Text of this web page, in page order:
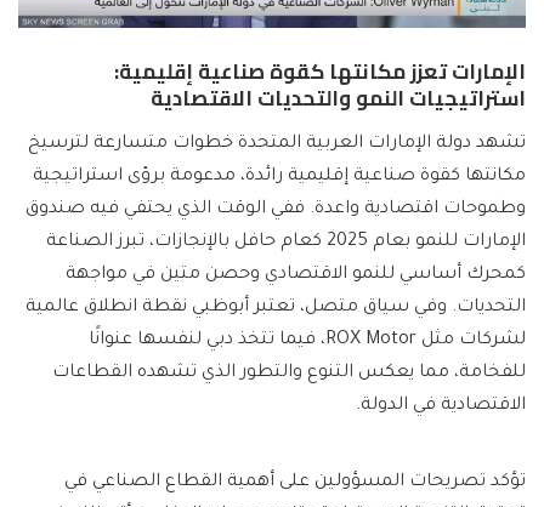
الإمارات تعزز مكانتها كقوة صناعية إقليمية:
استراتيجيات النمو والتحديات الاقتصادية
تشهد دولة الإمارات العربية المتحدة خطوات متسارعة لترسيخ
مكانتها كقوة صناعية إقليمية رائدة، مدعومة برؤى استراتيجية
وطموحات اقتصادية واعدة. ففي الوقت الذي يحتفي فيه صندوق
الإمارات للنمو بعام 2025 كعام حافل بالإنجازات، تبرز الصناعة
كمحرك أساسي للنمو الاقتصادي وحصن متين في مواجهة
التحديات. وفي سياق متصل، تعتبر أبوظبي نقطة انطلاق عالمية
لشركات مثل ROX Motor، فيما تتخذ دبي لنفسها عنوانًا
للفخامة، مما يعكس التنوع والتطور الذي تشهده القطاعات
الاقتصادية في الدولة.
تؤكد تصريحات المسؤولين على أهمية القطاع الصناعي في